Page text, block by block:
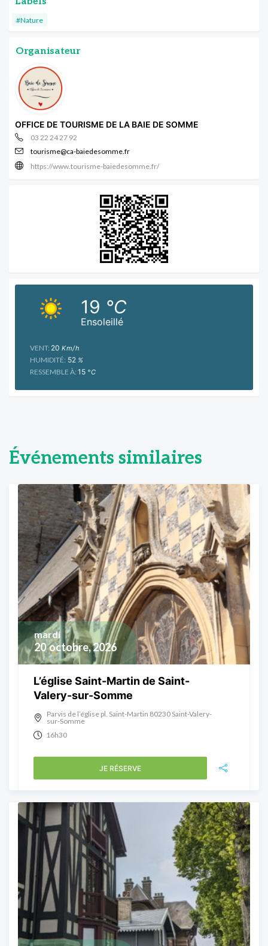
#Nature
Organisateur
OFFICE DE TOURISME DE LA BAIE DE SOMME
03 22 24 27 92
tourisme@ca-baiedesomme.fr
https://www.tourisme-baiedesomme.fr/
Ensoleillé
19 °C
VENT: 20 Km/h
HUMIDITÉ: 52 %
RESSEMBLE À: 15 °C
Événements similaires
20 octobre, 2026
mardi
L’église Saint-Martin de Saint-
Valery-sur-Somme
Parvis de l’église pl. Saint-Martin 80230 Saint-Valery-
sur-Somme
16h30
JE RÉSERVE